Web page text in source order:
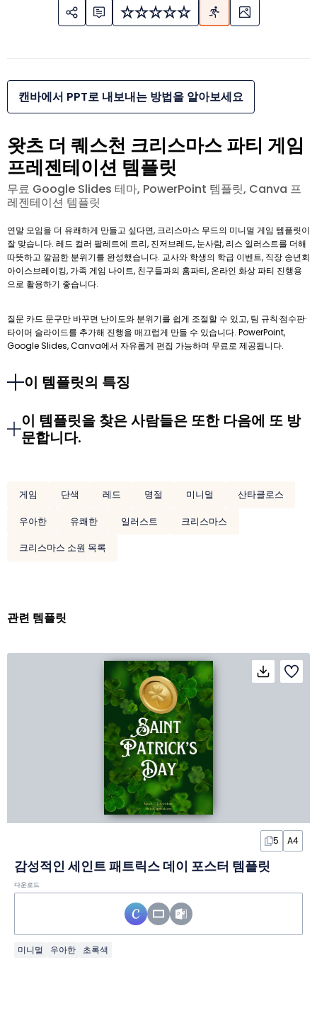
캔바에서 PPT로 내보내는 방법을 알아보세요
왓츠 더 퀘스천 크리스마스 파티 게임
프레젠테이션 템플릿
무료 Google Slides 테마, PowerPoint 템플릿, Canva 프
레젠테이션 템플릿
연말 모임을 더 유쾌하게 만들고 싶다면, 크리스마스 무드의 미니멀 게임 템플릿이
잘 맞습니다. 레드 컬러 팔레트에 트리, 진저브레드, 눈사람, 리스 일러스트를 더해
따뜻하고 깔끔한 분위기를 완성했습니다. 교사와 학생의 학급 이벤트, 직장 송년회
아이스브레이킹, 가족 게임 나이트, 친구들과의 홈파티, 온라인 화상 파티 진행용
으로 활용하기 좋습니다.
질문 카드 문구만 바꾸면 난이도와 분위기를 쉽게 조절할 수 있고, 팀 규칙·점수판·
타이머 슬라이드를 추가해 진행을 매끄럽게 만들 수 있습니다. PowerPoint,
Google Slides, Canva에서 자유롭게 편집 가능하며 무료로 제공됩니다.
이 템플릿의 특징
이 템플릿을 찾은 사람들은 또한 다음에 또 방
문합니다.
게임 단색 레드 명절 미니멀
산타클로스
우아한
유쾌한 일러스트
크리스마스
크리스마스 소원 목록
관련 템플릿
5 A4
감성적인 세인트 패트릭스 데이 포스터 템플릿
다운로드
미니멀 우아한 초록색